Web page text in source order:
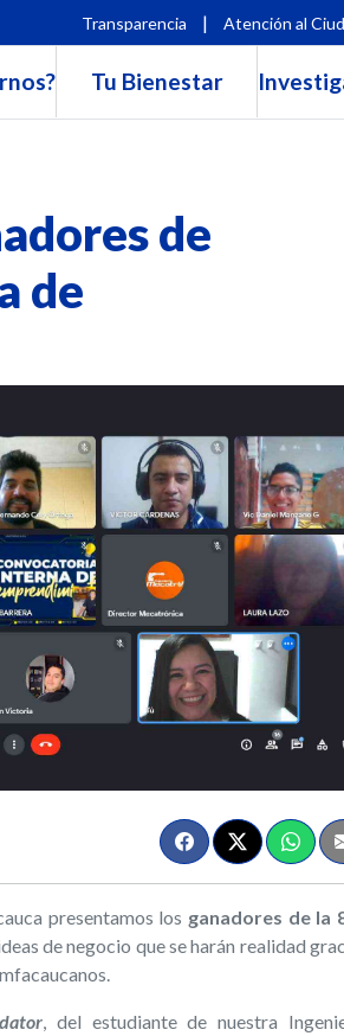
Transparencia | Atención al
Tu Bienestar
de
de
presentamos los ganadores de la
ideas de negocio que se harán realidad
, del estudiante de nuestra